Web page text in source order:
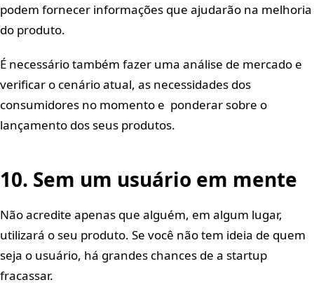
podem fornecer informações que ajudarão na melhoria
do produto.
É necessário também fazer uma análise de mercado e
verificar o cenário atual, as necessidades dos
consumidores no momento e ponderar sobre o
lançamento dos seus produtos.
10. Sem um usuário em mente
Não acredite apenas que alguém, em algum lugar,
utilizará o seu produto. Se você não tem ideia de quem
seja o usuário, há grandes chances de a startup
fracassar.